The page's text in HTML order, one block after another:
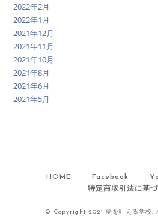
2022年2月
2022年1月
2021年12月
2021年11月
2021年10月
2021年8月
2021年6月
2021年5月
HOME Facebook
特定商取引法に基
© Copyright 2021 夢を叶える学校